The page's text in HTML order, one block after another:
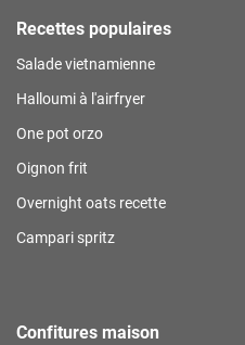
Recettes populaires
Salade vietnamienne
Halloumi à l'airfryer
One pot orzo
Oignon frit
Overnight oats recette
Campari spritz
Confitures maison